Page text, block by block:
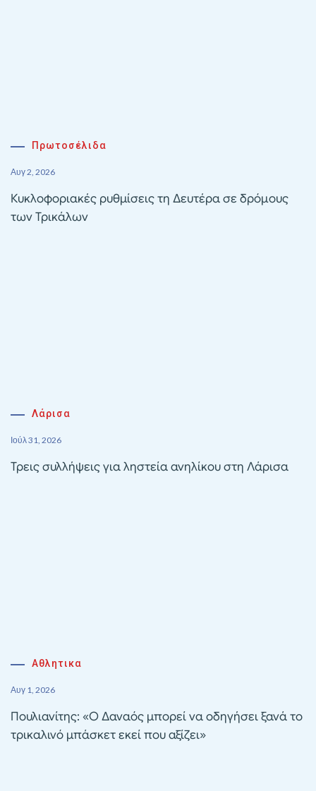
Πρωτοσέλιδα
Αυγ 2, 2026
Κυκλοφοριακές ρυθμίσεις τη Δευτέρα σε δρόμους
των Τρικάλων
Λάρισα
Ιούλ 31, 2026
Τρεις συλλήψεις για ληστεία ανηλίκου στη Λάρισα
Αθλητικα
Αυγ 1, 2026
Πουλιανίτης: «Ο Δαναός μπορεί να οδηγήσει ξανά το
τρικαλινό μπάσκετ εκεί που αξίζει»